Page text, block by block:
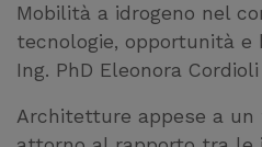
Mobilità a idrogeno nel
tecnologie, opportunità e
Ing. PhD Eleonora Cordioli
Architetture appese a un